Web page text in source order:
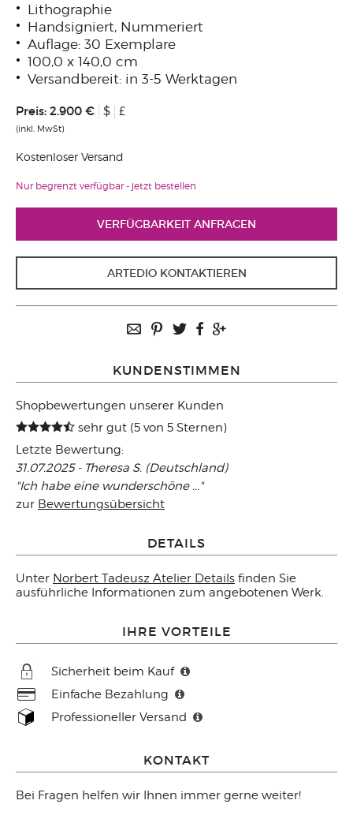
Lithographie
Handsigniert, Nummeriert
Auflage: 30 Exemplare
100,0 x 140,0 cm
Versandbereit: in 3-5 Werktagen
Preis: 2.900 € $ £
(inkl. MwSt)
Kostenloser Versand
Nur begrenzt verfügbar - jetzt bestellen
VERFÜGBARKEIT ANFRAGEN
ARTEDIO KONTAKTIEREN
KUNDENSTIMMEN
Shopbewertungen unserer Kunden
sehr gut (5 von 5 Sternen)
Letzte Bewertung:
31.07.2025 - Theresa S. (Deutschland)
"Ich habe eine wunderschöne ..."
zur Bewertungsübersicht
DETAILS
Unter Norbert Tadeusz Atelier Details finden Sie
ausführliche Informationen zum angebotenen Werk.
IHRE VORTEILE
Sicherheit beim Kauf
Einfache Bezahlung
Professioneller Versand
KONTAKT
Bei Fragen helfen wir Ihnen immer gerne weiter!